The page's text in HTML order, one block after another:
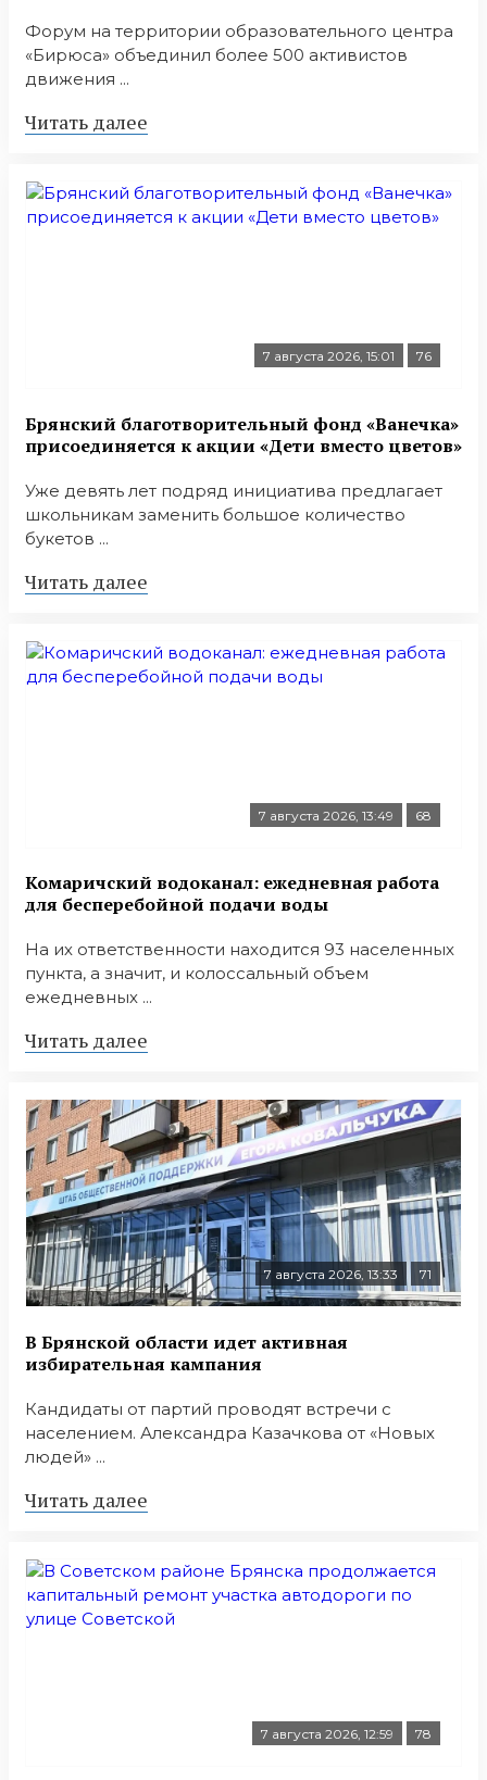
Форум на территории образовательного центра
«Бирюса» объединил более 500 активистов
движения ...
Читать далее
7 августа 2026, 15:01 76
Брянский благотворительный фонд «Ванечка»
присоединяется к акции «Дети вместо цветов»
Уже девять лет подряд инициатива предлагает
школьникам заменить большое количество
букетов ...
Читать далее
7 августа 2026, 13:49 68
Комаричский водоканал: ежедневная работа
для бесперебойной подачи воды
На их ответственности находится 93 населенных
пункта, а значит, и колоссальный объем
ежедневных ...
Читать далее
7 августа 2026, 13:33 71
В Брянской области идет активная
избирательная кампания
Кандидаты от партий проводят встречи с
населением. Александра Казачкова от «Новых
людей» ...
Читать далее
7 августа 2026, 12:59 78